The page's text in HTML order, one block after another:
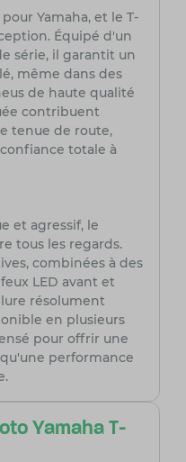
Yamaha, et le T-
Équipé d'un
série, il garantit un
même dans des
de haute qualité
contribuent
tenue de route,
totale à
et agressif, le
tous les regards.
combinées à des
LED avant et
résolument
en plusieurs
pour offrir une
performance
Yamaha T-